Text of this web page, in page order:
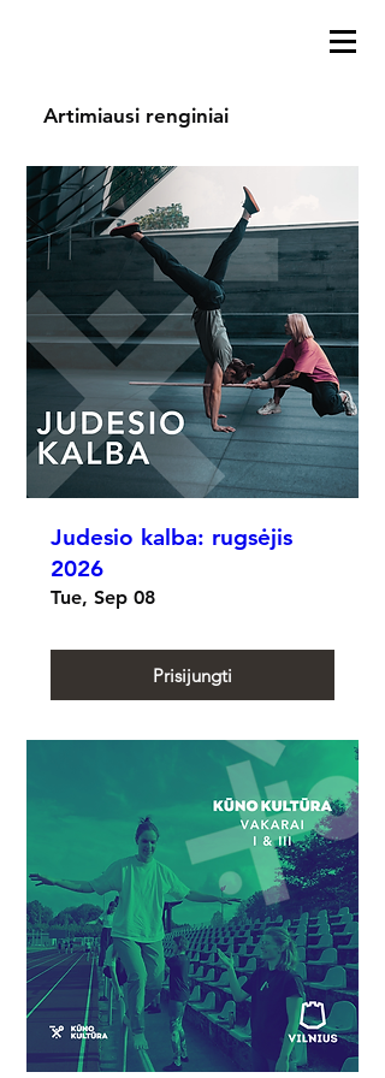
Artimiausi renginiai
Judesio kalba: rugsėjis
2026
Tue, Sep 08
Prisijungti